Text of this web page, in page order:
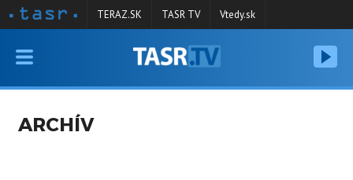
VYSIELANIE
SPRAVODAJSTVO
TERAZ.SK TASR TV Vtedy.sk
ARCHÍV